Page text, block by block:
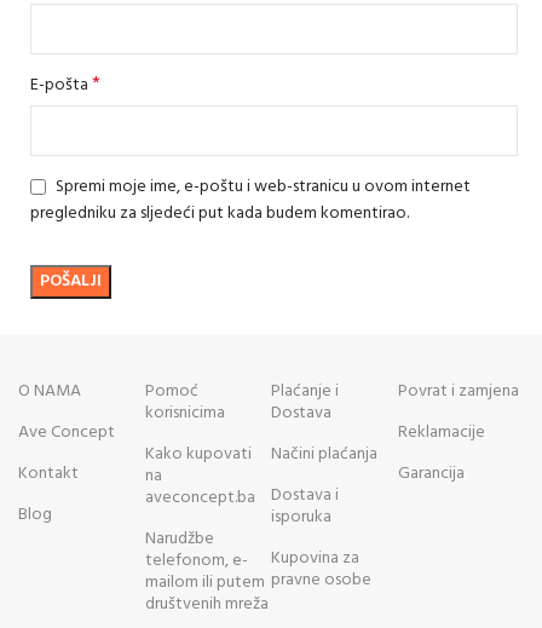
E-pošta*
Spremi moje ime, e-poštu i web-stranicu u ovom internet
pregledniku za sljedeći put kada budem komentirao.
O NAMA
Ave Concept
Kontakt
Blog
Pomoć
korisnicima
Kako kupovati
na
aveconcept.ba
Narudžbe
telefonom, e-
mailom ili putem
društvenih mreža
Plaćanje i
Dostava
Načini plaćanja
Dostava i
isporuka
Kupovina za
pravne osobe
Povrat i zamjena
Reklamacije
Garancija